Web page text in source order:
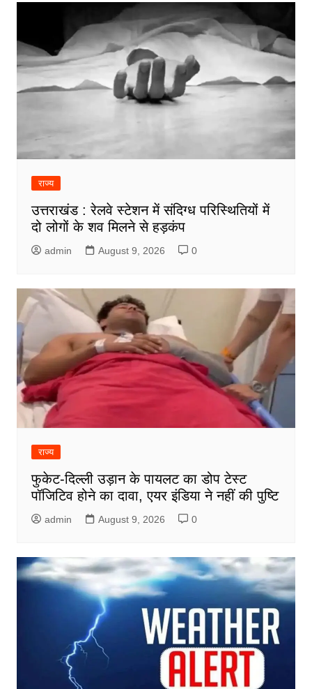
राज्य
उत्तराखंड : रेलवे स्टेशन में संदिग्ध परिस्थितियों में
दो लोगों के शव मिलने से हड़कंप
admin August 9, 2026 0
राज्य
फुकेट-दिल्ली उड़ान के पायलट का डोप टेस्ट
पॉजिटिव होने का दावा, एयर इंडिया ने नहीं की पुष्टि
admin August 9, 2026 0